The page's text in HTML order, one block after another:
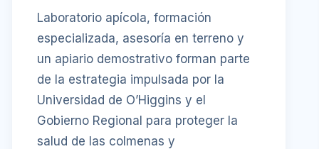
Laboratorio apícola, formación
especializada, asesoría en terreno y
un apiario demostrativo forman parte
de la estrategia impulsada por la
Universidad de O’Higgins y el
Gobierno Regional para proteger la
salud de las colmenas y